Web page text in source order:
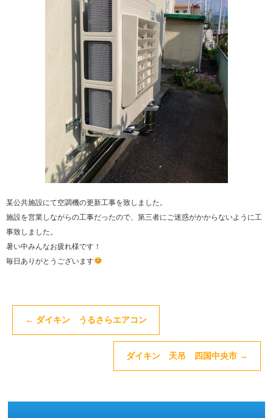
某公共施設にて空調機の更新工事を致しました。
施設を営業しながらの工事だったので、第三者にご迷惑がかからないように工
事致しました。
暑い中みんなお疲れ様です！
毎日ありがとうございます
← ダイキン うるさらエアコン
ダイキン 天吊 四国中央市 →